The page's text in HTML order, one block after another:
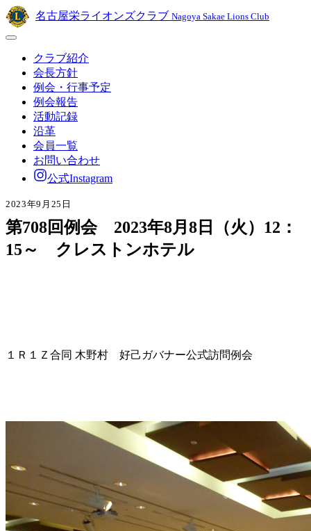
名古屋栄ライオンズクラブNagoya Sakae Lions Club
クラブ紹介
会長方針
例会・行事予定
例会報告
活動記録
沿革
会員一覧
お問い合わせ
公式Instagram
2023年9月25日
第708回例会 2023年8月8日（火）12：
15～ クレストンホテル
１Ｒ１Ｚ合同 木野村 好己ガバナー公式訪問例会